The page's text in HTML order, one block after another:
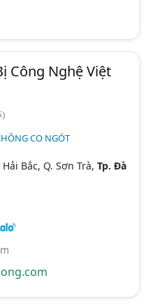
Công Nghệ Việt
CO NGÓT
Bắc, Q. Sơn Trà,Tp. Đà